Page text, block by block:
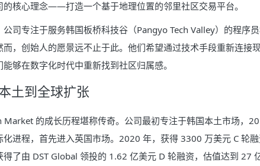
的核心理念——打造一个基于地理位置的邻里社区交易平台。
公司专注于服务韩国板桥科技谷（Pangyo Tech Valley）的程序
而，创始人的愿景远不止于此。他们希望通过技术手段重新连接
能够在数字化时代中重新找到社区归属感。
土到全球扩张
Market 的成长历程堪称传奇。公司最初专注于韩国本土市场，
化进程，首先进入英国市场。2020 年，获得 3300 万美元 C 轮
得了由 DST Global 领投的 1.62 亿美元 D 轮融资，估值达到 27